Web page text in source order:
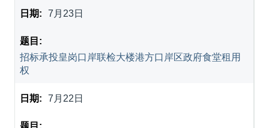
7月23日
招标承投皇岗口岸联检大楼港方口岸区政府食堂租用
权
7月22日